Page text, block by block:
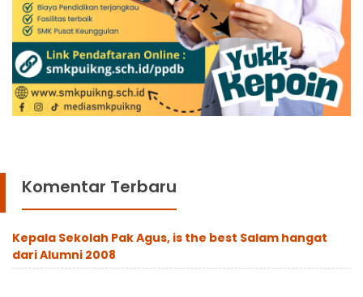
Komentar Terbaru
Kepala Sekolah Pak Agus, is the best Salam hangat
dari Alumni 2008